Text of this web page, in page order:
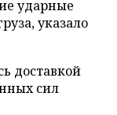
ударные
указало
доставкой
сил